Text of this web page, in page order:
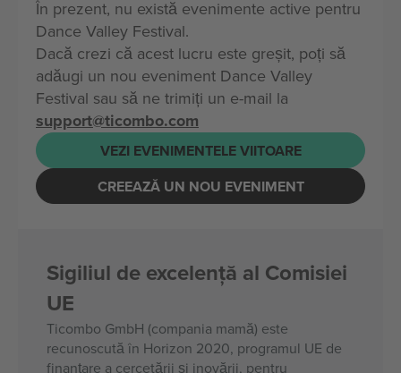
În prezent, nu există evenimente active pentru
Dance Valley Festival.
Dacă crezi că acest lucru este greșit, poți să
adăugi un nou eveniment Dance Valley
Festival sau să ne trimiți un e-mail la
support@ticombo.com
VEZI EVENIMENTELE VIITOARE
CREEAZĂ UN NOU EVENIMENT
Sigiliul de excelență al Comisiei
UE
Ticombo GmbH (compania mamă) este
recunoscută în Horizon 2020, programul UE de
finanțare a cercetării și inovării, pentru